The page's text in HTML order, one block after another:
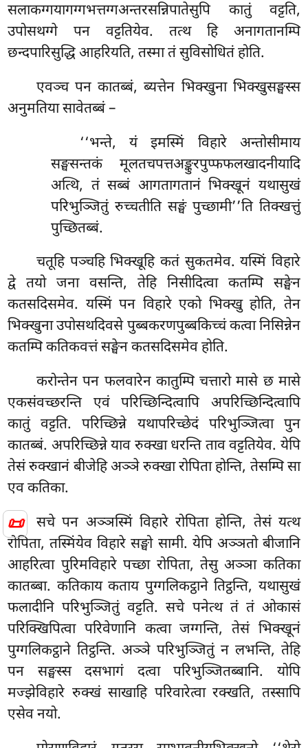
📜
सलाकग्गयागग्गभत्तग्गअन्तरसन्निपातेसुपि कातुं वट्टति,
उपोसथग्गे पन वट्टतियेव. तत्थ हि अनागतानम्पि
छन्दपारिसुद्धि आहरियति, तस्मा तं सुविसोधितं होति.
एवञ्च पन कातब्बं, ब्यत्तेन भिक्खुना भिक्खुसङ्घस्स
अनुमतिया सावेतब्बं –
‘‘भन्ते, यं इमस्मिं विहारे अन्तोसीमाय
सङ्घसन्तकं मूलतचपत्तअङ्कुरपुप्फफलखादनीयादि
अत्थि, तं सब्बं आगतागतानं भिक्खूनं यथासुखं
परिभुञ्जितुं रुच्चतीति सङ्घं पुच्छामी’’ति तिक्खत्तुं
पुच्छितब्बं.
चतूहि पञ्चहि भिक्खूहि कतं सुकतमेव. यस्मिं विहारे
द्वे तयो जना वसन्ति, तेहि निसीदित्वा कतम्पि सङ्घेन
कतसदिसमेव. यस्मिं पन विहारे एको भिक्खु होति, तेन
भिक्खुना उपोसथदिवसे पुब्बकरणपुब्बकिच्चं कत्वा निसिन्नेन
कतम्पि कतिकवत्तं सङ्घेन कतसदिसमेव होति.
करोन्तेनपन फलवारेन कातुम्पि चत्तारो मासे छ मासे
एकसंवच्छरन्ति एवं परिच्छिन्दित्वापि अपरिच्छिन्दित्वापि
कातुं वट्टति. परिच्छिन्ने यथापरिच्छेदं परिभुञ्जित्वा पुन
कातब्बं. अपरिच्छिन्ने याव रुक्खा धरन्ति ताव वट्टतियेव. येपि
तेसं रुक्खानं बीजेहि अञ्ञे रुक्खा रोपिता होन्ति, तेसम्पि सा
एव कतिका.
सचे पन अञ्ञस्मिं विहारे रोपिता होन्ति, तेसं यत्थ
रोपिता, तस्मिंयेव विहारे सङ्घो सामी. येपि अञ्ञतो बीजानि
आहरित्वा पुरिमविहारे पच्छा रोपिता, तेसु अञ्ञा कतिका
कातब्बा. कतिकाय कताय पुग्गलिकट्ठाने तिट्ठन्ति, यथासुखं
फलादीनि परिभुञ्जितुं वट्टति. सचे पनेत्थ तं तं ओकासं
परिक्खिपित्वा परिवेणानि कत्वा जग्गन्ति, तेसं भिक्खूनं
पुग्गलिकट्ठाने तिट्ठन्ति. अञ्ञे परिभुञ्जितुं न लभन्ति, तेहि
पन सङ्घस्स दसभागं दत्वा परिभुञ्जितब्बानि. योपि
मज्झेविहारे रुक्खं साखाहि परिवारेत्वा रक्खति, तस्सापि
एसेव नयो.